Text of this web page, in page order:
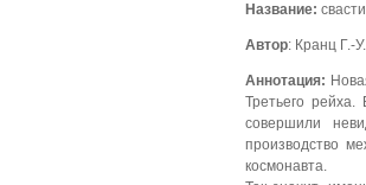
Название:
Автор: Кранц Г.-
Аннотация:
Третьего
совершили
производство
космонавта.